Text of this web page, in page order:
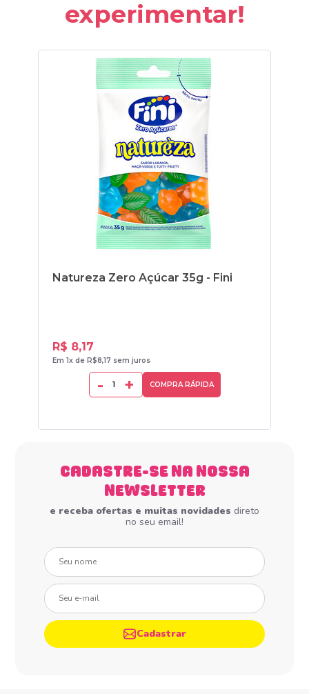
experimentar!
Natureza Zero Açúcar 35g - Fini
R$ 8,17
Em 1x de R$8,17 sem juros
- + COMPRA RÁPIDA
CADASTRE-SE NA NOSSA
NEWSLETTER
e receba ofertas e muitas novidades direto
no seu email!
Seu nome
Seu e-mail
Cadastrar